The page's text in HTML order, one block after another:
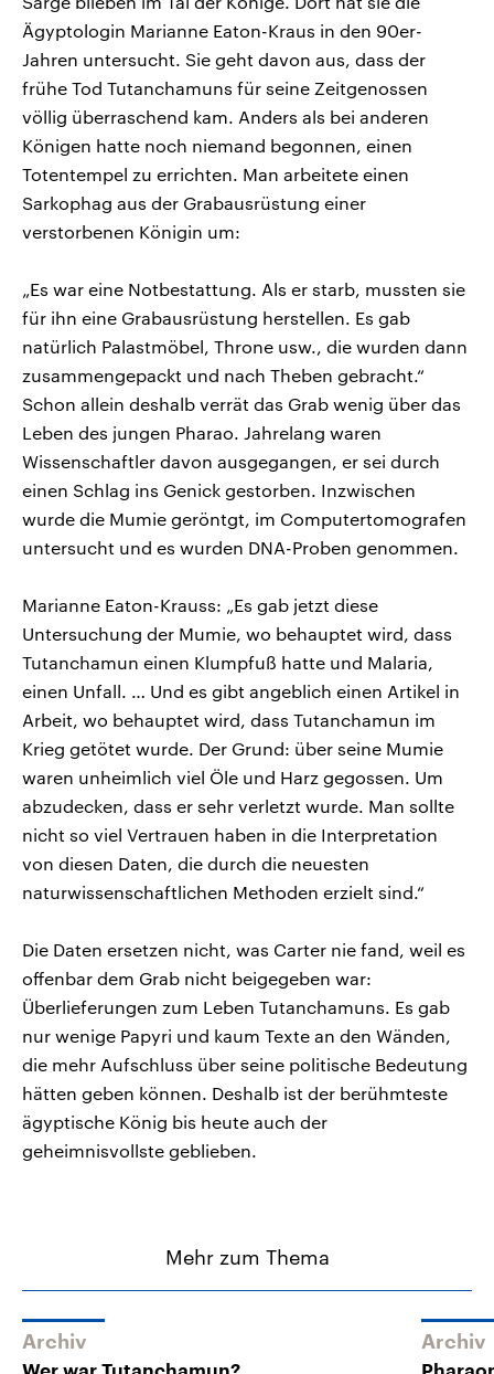
Ägyptologin Marianne Eaton-Kraus in den 90er-
Jahren untersucht. Sie geht davon aus, dass der
frühe Tod Tutanchamuns für seine Zeitgenossen
völlig überraschend kam. Anders als bei anderen
Königen hatte noch niemand begonnen, einen
Totentempel zu errichten. Man arbeitete einen
Sarkophag aus der Grabausrüstung einer
verstorbenen Königin um:
„Es war eine Notbestattung. Als er starb, mussten sie
für ihn eine Grabausrüstung herstellen. Es gab
natürlich Palastmöbel, Throne usw., die wurden dann
zusammengepackt und nach Theben gebracht.“
Schon allein deshalb verrät das Grab wenig über das
Leben des jungen Pharao. Jahrelang waren
Wissenschaftler davon ausgegangen, er sei durch
einen Schlag ins Genick gestorben. Inzwischen
wurde die Mumie geröntgt, im Computertomografen
untersucht und es wurden DNA-Proben genommen.
Marianne Eaton-Krauss: „Es gab jetzt diese
Untersuchung der Mumie, wo behauptet wird, dass
Tutanchamun einen Klumpfuß hatte und Malaria,
einen Unfall. … Und es gibt angeblich einen Artikel in
Arbeit, wo behauptet wird, dass Tutanchamun im
Krieg getötet wurde. Der Grund: über seine Mumie
waren unheimlich viel Öle und Harz gegossen. Um
abzudecken, dass er sehr verletzt wurde. Man sollte
nicht so viel Vertrauen haben in die Interpretation
von diesen Daten, die durch die neuesten
naturwissenschaftlichen Methoden erzielt sind.“
Die Daten ersetzen nicht, was Carter nie fand, weil es
offenbar dem Grab nicht beigegeben war:
Überlieferungen zum Leben Tutanchamuns. Es gab
nur wenige Papyri und kaum Texte an den Wänden,
die mehr Aufschluss über seine politische Bedeutung
hätten geben können. Deshalb ist der berühmteste
ägyptische König bis heute auch der
geheimnisvollste geblieben.
Mehr zum Thema
Archiv Archiv